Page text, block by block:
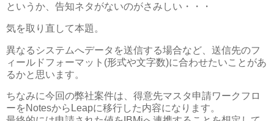
というか、告知ネタがないのがさみしい・・・
気を取り直して本題。
異なるシステムへデータを送信する場合など、送信先のフ
ィールドフォーマット(形式や文字数)に合わせたいことがあ
るかと思います。
ちなみに今回の弊社案件は、得意先マスタ申請ワークフロ
ーをNotesからLeapに移行した内容になります。